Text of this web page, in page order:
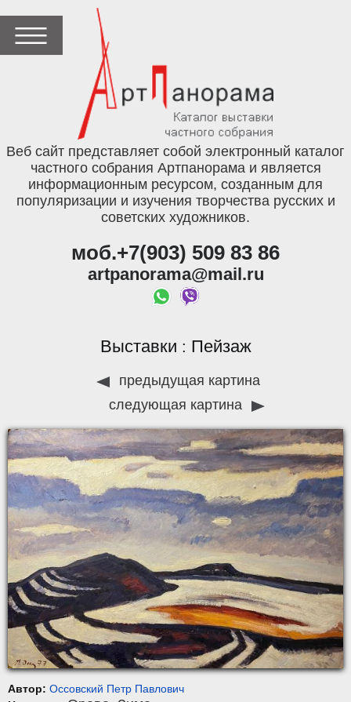
Веб сайт представляет собой электронный каталог
частного собрания Артпанорама и является
информационным ресурсом, созданным для
популяризации и изучения творчества русских и
советских художников.
моб.+7(903) 509 83 86
artpanorama@mail.ru
Выставки : Пейзаж
предыдущая картина
следующая картина
Автор: Оссовский Петр Павлович